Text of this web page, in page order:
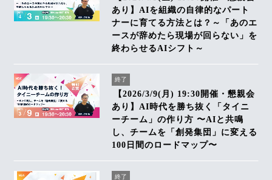
あり】AIを組織の自律的なパート
ナーに育てる方法とは？～「あのエ
ースが辞めたら現場が回らない」を
終わらせるAIシフト～
終了
【2026/3/9(月) 19:30開催・懇親会
あり】AI時代を勝ち抜く「タイニ
ーチーム」の作り方 〜AIと共鳴
し、チームを「創発集団」に変える
100日間のロードマップ〜
終了